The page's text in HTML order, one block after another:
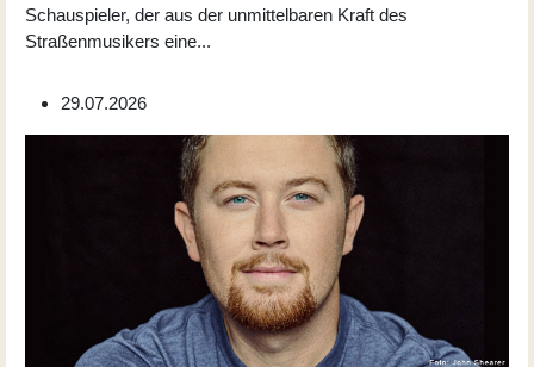
Schauspieler, der aus der unmittelbaren Kraft des
Straßenmusikers eine...
29.07.2026